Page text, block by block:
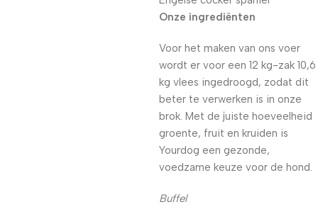
Onze ingrediënten
Voor het maken van ons voer
wordt er voor een 12 kg-zak 10,6
kg vlees ingedroogd, zodat dit
beter te verwerken is in onze
brok. Met de juiste hoeveelheid
groente, fruit en kruiden is
Yourdog een gezonde,
voedzame keuze voor de hond.
Buffel